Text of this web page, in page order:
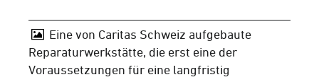
Eine von Caritas Schweiz aufgebaute
Reparaturwerkstätte, die erst eine der
Voraussetzungen für eine langfristig